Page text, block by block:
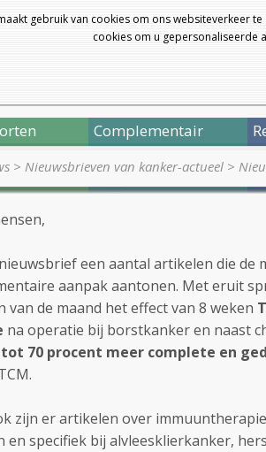
gebruik van cookies om ons websiteverkeer
cookies om u gepersonaliseerde
Complementair
> Nieuwsbrieven van kanker-actueel >
een aantal artikelen die de
aanpak aantonen. Met eruit
van de maand het effect van 8 weken
na operatie bij borstkanker en naast
tot 70 procent meer complete en
zijn er artikelen over
en specifiek bij alvleesklierkanker,